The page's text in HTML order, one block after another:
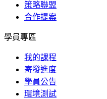
策略聯盟
合作提案
學員專區
我的課程
寄發進度
學員公告
環境測試